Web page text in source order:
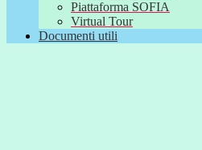
Piattaforma SOFIA
Virtual Tour
Documenti utili